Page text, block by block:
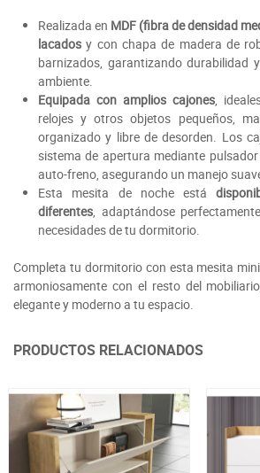
Realizada en MDF (fibra de densidad
lacados y con chapa de madera de
barnizados, garantizando durabilidad
ambiente.
Equipada con amplios cajones ,
relojes y otros objetos pequeños,
organizado y libre de desorden. Los
sistema de apertura mediante
auto-freno, asegurando un manejo
Esta mesita de noche está
diferentes , adaptándose
necesidades de tu dormitorio.
Completa tu dormitorio con esta mesita
armoniosamente con el resto del
elegante y moderno a tu espacio.
PRODUCTOS RELACIONADOS